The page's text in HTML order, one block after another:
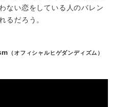
ない恋をしている人のバレン
るだろう。
（オフィシャルヒゲダンディズム）